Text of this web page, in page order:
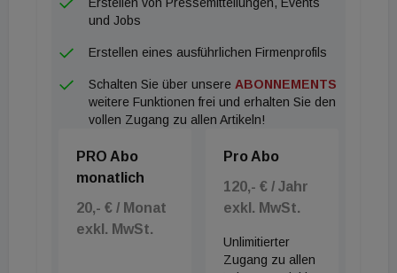
und Jobs
Erstellen eines ausführlichen Firmenprofils
Schalten Sie über unsere ABONNEMENTS
weitere Funktionen frei und erhalten Sie den
vollen Zugang zu allen Artikeln!
PRO Abo
monatlich
20,- € / Monat
exkl. MwSt.
Pro Abo
120,- € / Jahr
exkl. MwSt.
Unlimitierter
Zugang zu allen